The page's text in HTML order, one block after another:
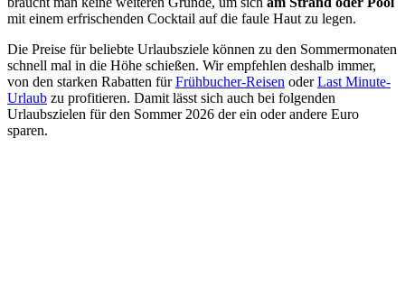
mit einem erfrischenden Cocktail auf die faule Haut zu legen.
Die Preise für beliebte Urlaubsziele können zu den Sommermonaten
schnell mal in die Höhe schießen. Wir empfehlen deshalb immer,
von den starken Rabatten fürFrühbucher-Reisen oderLast Minute-
Urlaub zu profitieren. Damit lässt sich auch bei folgenden
Urlaubszielen für den Sommer 2026 der ein oder andere Euro
sparen.